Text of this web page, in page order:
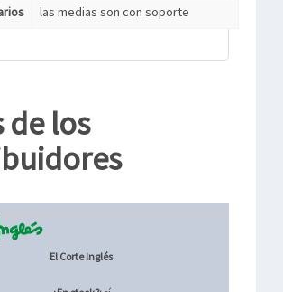
las medias son con soporte
de los
El Corte Inglés